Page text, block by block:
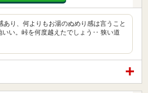
あり、何よりもお湯のぬめり感は言うこと
いい。峠を何度越えたでしょう‥ 狭い道